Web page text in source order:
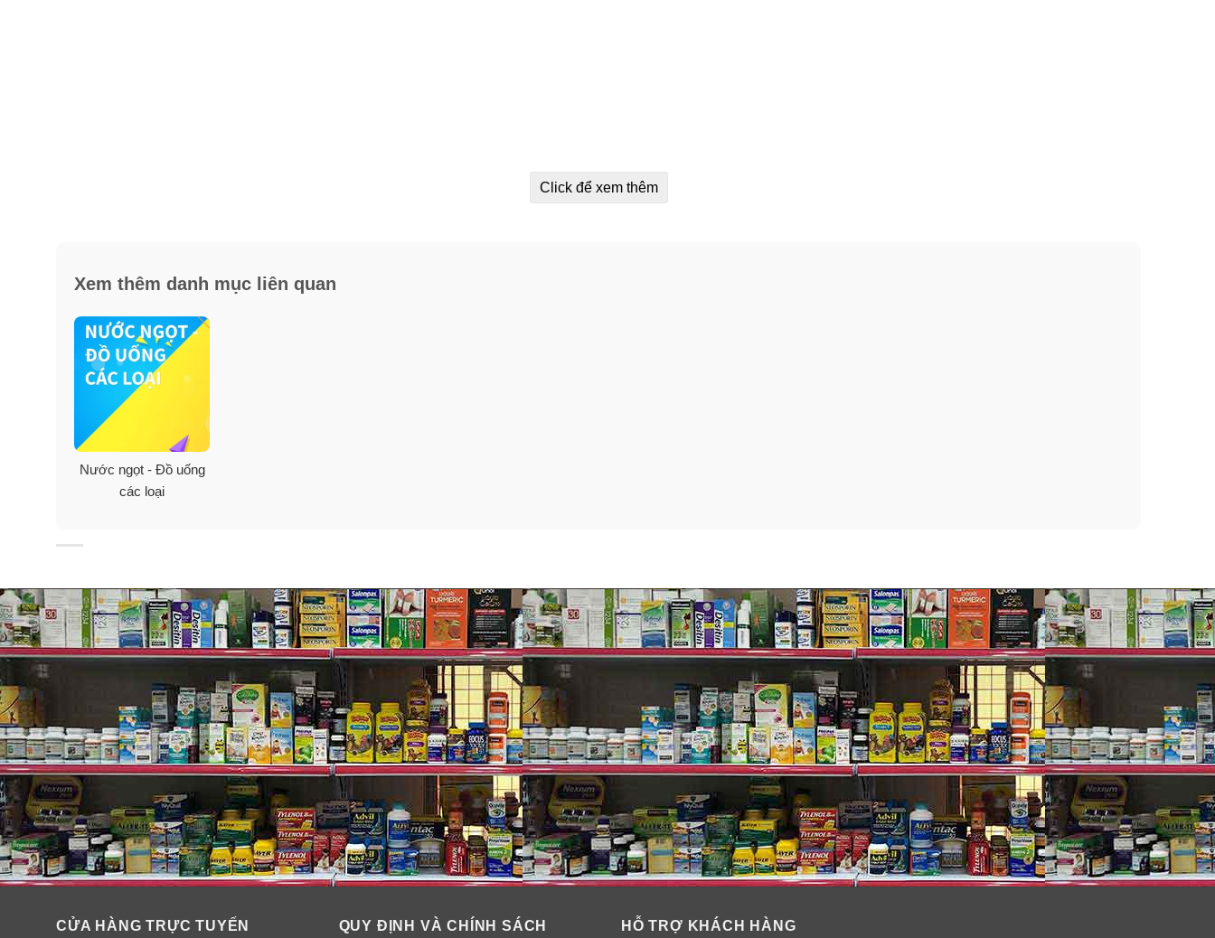
Click để xem thêm
Xem thêm danh mục liên quan
Nước ngọt - Đồ uống
các loại
CỬA HÀNG TRỰC TUYẾN QUY ĐỊNH VÀ CHÍNH SÁCH HỖ TRỢ KHÁCH HÀNG